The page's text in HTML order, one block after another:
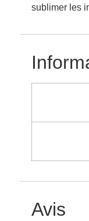
sublimer les
Avis